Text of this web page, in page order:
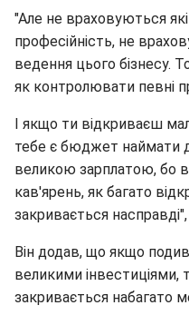
"Але не враховуються
професійність, не
ведення цього бізнесу.
як контролювати певні
І якщо ти відкриваєш
тебе є бюджет наймати
великою зарплатою, бо
кав'ярень, як багато
закривається
Він додав, що якщо
великими
закривається набагато